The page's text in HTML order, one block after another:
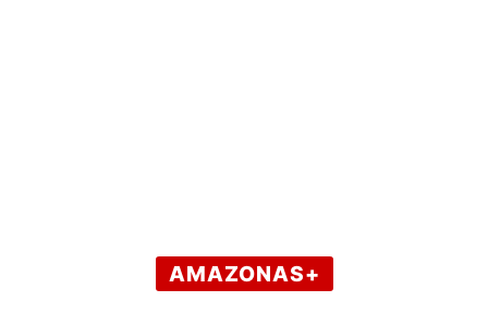
AMAZONAS+